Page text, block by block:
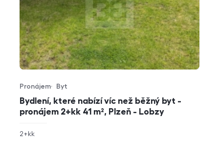
Bydlení, které nabízí víc než běžný byt -
pronájem 2+kk 41 m², Plzeň - Lobzy
Typ nabídky
Pronájem
Typ nemovitosti
Byt
rozměry
2+kk